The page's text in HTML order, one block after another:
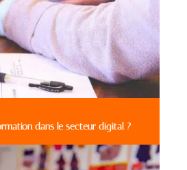
dans le secteur digital ?